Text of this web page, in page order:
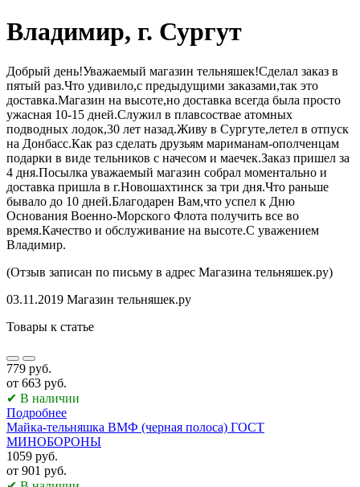
Владимир, г. Сургут
Добрый день!Уважаемый магазин тельняшек!Сделал заказ в
пятый раз.Что удивило,с предыдущими заказами,так это
доставка.Магазин на высоте,но доставка всегда была просто
ужасная 10-15 дней.Служил в плавсоствае атомных
подводных лодок,30 лет назад.Живу в Сургуте,летел в отпуск
на Донбасс.Как раз сделать друзьям мариманам-ополченцам
подарки в виде тельников с начесом и маечек.Заказ пришел за
4 дня.Посылка уважаемый магазин собрал моментально и
доставка пришла в г.Новошахтинск за три дня.Что раньше
бывало до 10 дней.Благодарен Вам,что успел к Дню
Основания Военно-Морского Флота получить все во
время.Качество и обслуживание на высоте.С уважением
Владимир.
(Отзыв записан по письму в адрес Магазина тельняшек.ру)
03.11.2019 Магазин тельняшек.ру
Товары к статье
779 руб.
от 663 руб.
✔ В наличии
Подробнее
Майка-тельняшка ВМФ (черная полоса) ГОСТ
МИНОБОРОНЫ
1059 руб.
от 901 руб.